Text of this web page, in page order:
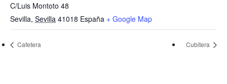
C/Luis Montoto 48
Sevilla, Sevilla 41018 España + Google Map
Cafetera Cubitera